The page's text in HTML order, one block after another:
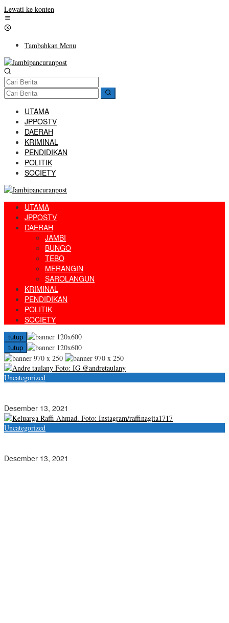
Lewati ke konten
Tambahkan Menu
UTAMA
JPPOSTV
DAERAH
KRIMINAL
PENDIDIKAN
POLITIK
SOCIETY
UTAMA
JPPOSTV
DAERAH
JAMBI
BUNGO
TEBO
MERANGIN
SAROLANGUN
KRIMINAL
PENDIDIKAN
POLITIK
SOCIETY
tutup
tutup
Uncategorized
Desember 13, 2021
Uncategorized
Desember 13, 2021